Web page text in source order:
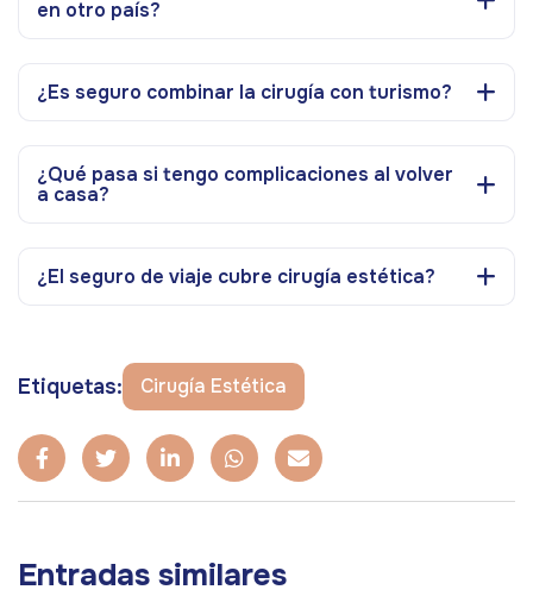
en otro país?
¿Es seguro combinar la cirugía con turismo?
¿Qué pasa si tengo complicaciones al volver
a casa?
¿El seguro de viaje cubre cirugía estética?
Etiquetas: Cirugía Estética
Entradas similares